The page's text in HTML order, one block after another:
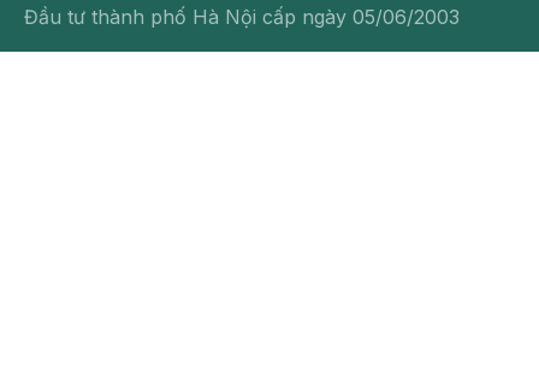
Đầu tư thành phố Hà Nội cấp ngày 05/06/2003